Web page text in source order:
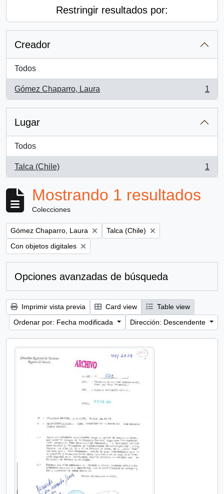
Restringir resultados por:
Creador
Todos
Gómez Chaparro, Laura
, 1 resultados
1
Lugar
Todos
Talca (Chile)
, 1 resultados
1
Mostrando 1 resultados
Colecciones
Remove filter:
Gómez Chaparro, Laura Remove filter:
Talca (Chile)
Remove filter:
Con objetos digitales
Opciones avanzadas de búsqueda
Imprimir vista previa Card view
Table view
Ordenar por: Fecha modificada
Dirección: Descendente